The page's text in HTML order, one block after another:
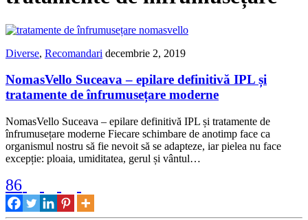
Diverse, Recomandari decembrie 2, 2019
NomasVello Suceava – epilare definitivă IPL și
tratamente de înfrumusețare moderne
NomasVello Suceava – epilare definitivă IPL și tratamente de
înfrumusețare moderne Fiecare schimbare de anotimp face ca
organismul nostru să fie nevoit să se adapteze, iar pielea nu face
excepție: ploaia, umiditatea, gerul și vântul…
86